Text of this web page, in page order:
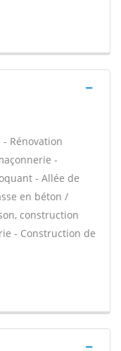
Rénovation
-
- Allée de
en béton /
construction
- Construction de